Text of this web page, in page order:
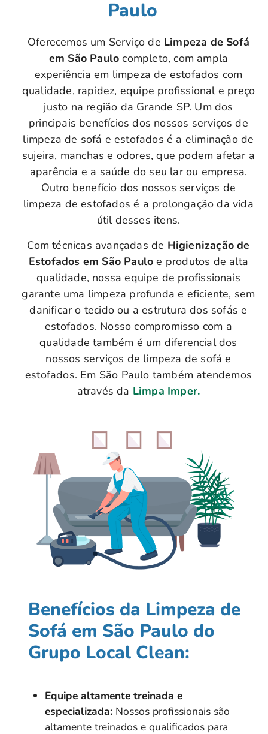
Paulo
Oferecemos um Serviço de Limpeza de Sofá
em São Paulo completo, com ampla
experiência em limpeza de estofados com
qualidade, rapidez, equipe profissional e preço
justo na região da Grande SP. Um dos
principais benefícios dos nossos serviços de
limpeza de sofá e estofados é a eliminação de
sujeira, manchas e odores, que podem afetar a
aparência e a saúde do seu lar ou empresa.
Outro benefício dos nossos serviços de
limpeza de estofados é a prolongação da vida
útil desses itens.
Com técnicas avançadas de Higienização de
Estofados em São Paulo e produtos de alta
qualidade, nossa equipe de profissionais
garante uma limpeza profunda e eficiente, sem
danificar o tecido ou a estrutura dos sofás e
estofados. Nosso compromisso com a
qualidade também é um diferencial dos
nossos serviços de limpeza de sofá e
estofados. Em São Paulo também atendemos
através da Limpa Imper.
Benefícios da Limpeza de
Sofá em São Paulo do
Grupo Local Clean:
Equipe altamente treinada e
especializada: Nossos profissionais são
altamente treinados e qualificados para